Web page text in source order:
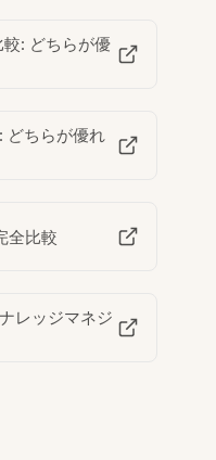
: どちらが優
どちらが優れ
全比較
レッジマネジ